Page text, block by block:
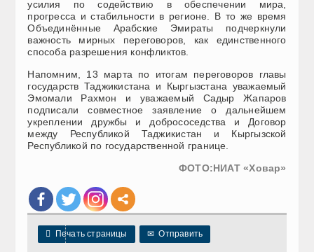
усилия по содействию в обеспечении мира,
прогресса и стабильности в регионе. В то же время
Объединённые Арабские Эмираты подчеркнули
важность мирных переговоров, как единственного
способа разрешения конфликтов.
Напомним, 13 марта по итогам переговоров главы
государств Таджикистана и Кыргызстана уважаемый
Эмомали Рахмон и уважаемый Садыр Жапаров
подписали совместное заявление о дальнейшем
укреплении дружбы и добрососедства и Договор
между Республикой Таджикистан и Кыргызской
Республикой по государственной границе.
ФОТО:НИАТ «Ховар»
 Печать страницы ✉ Отправить